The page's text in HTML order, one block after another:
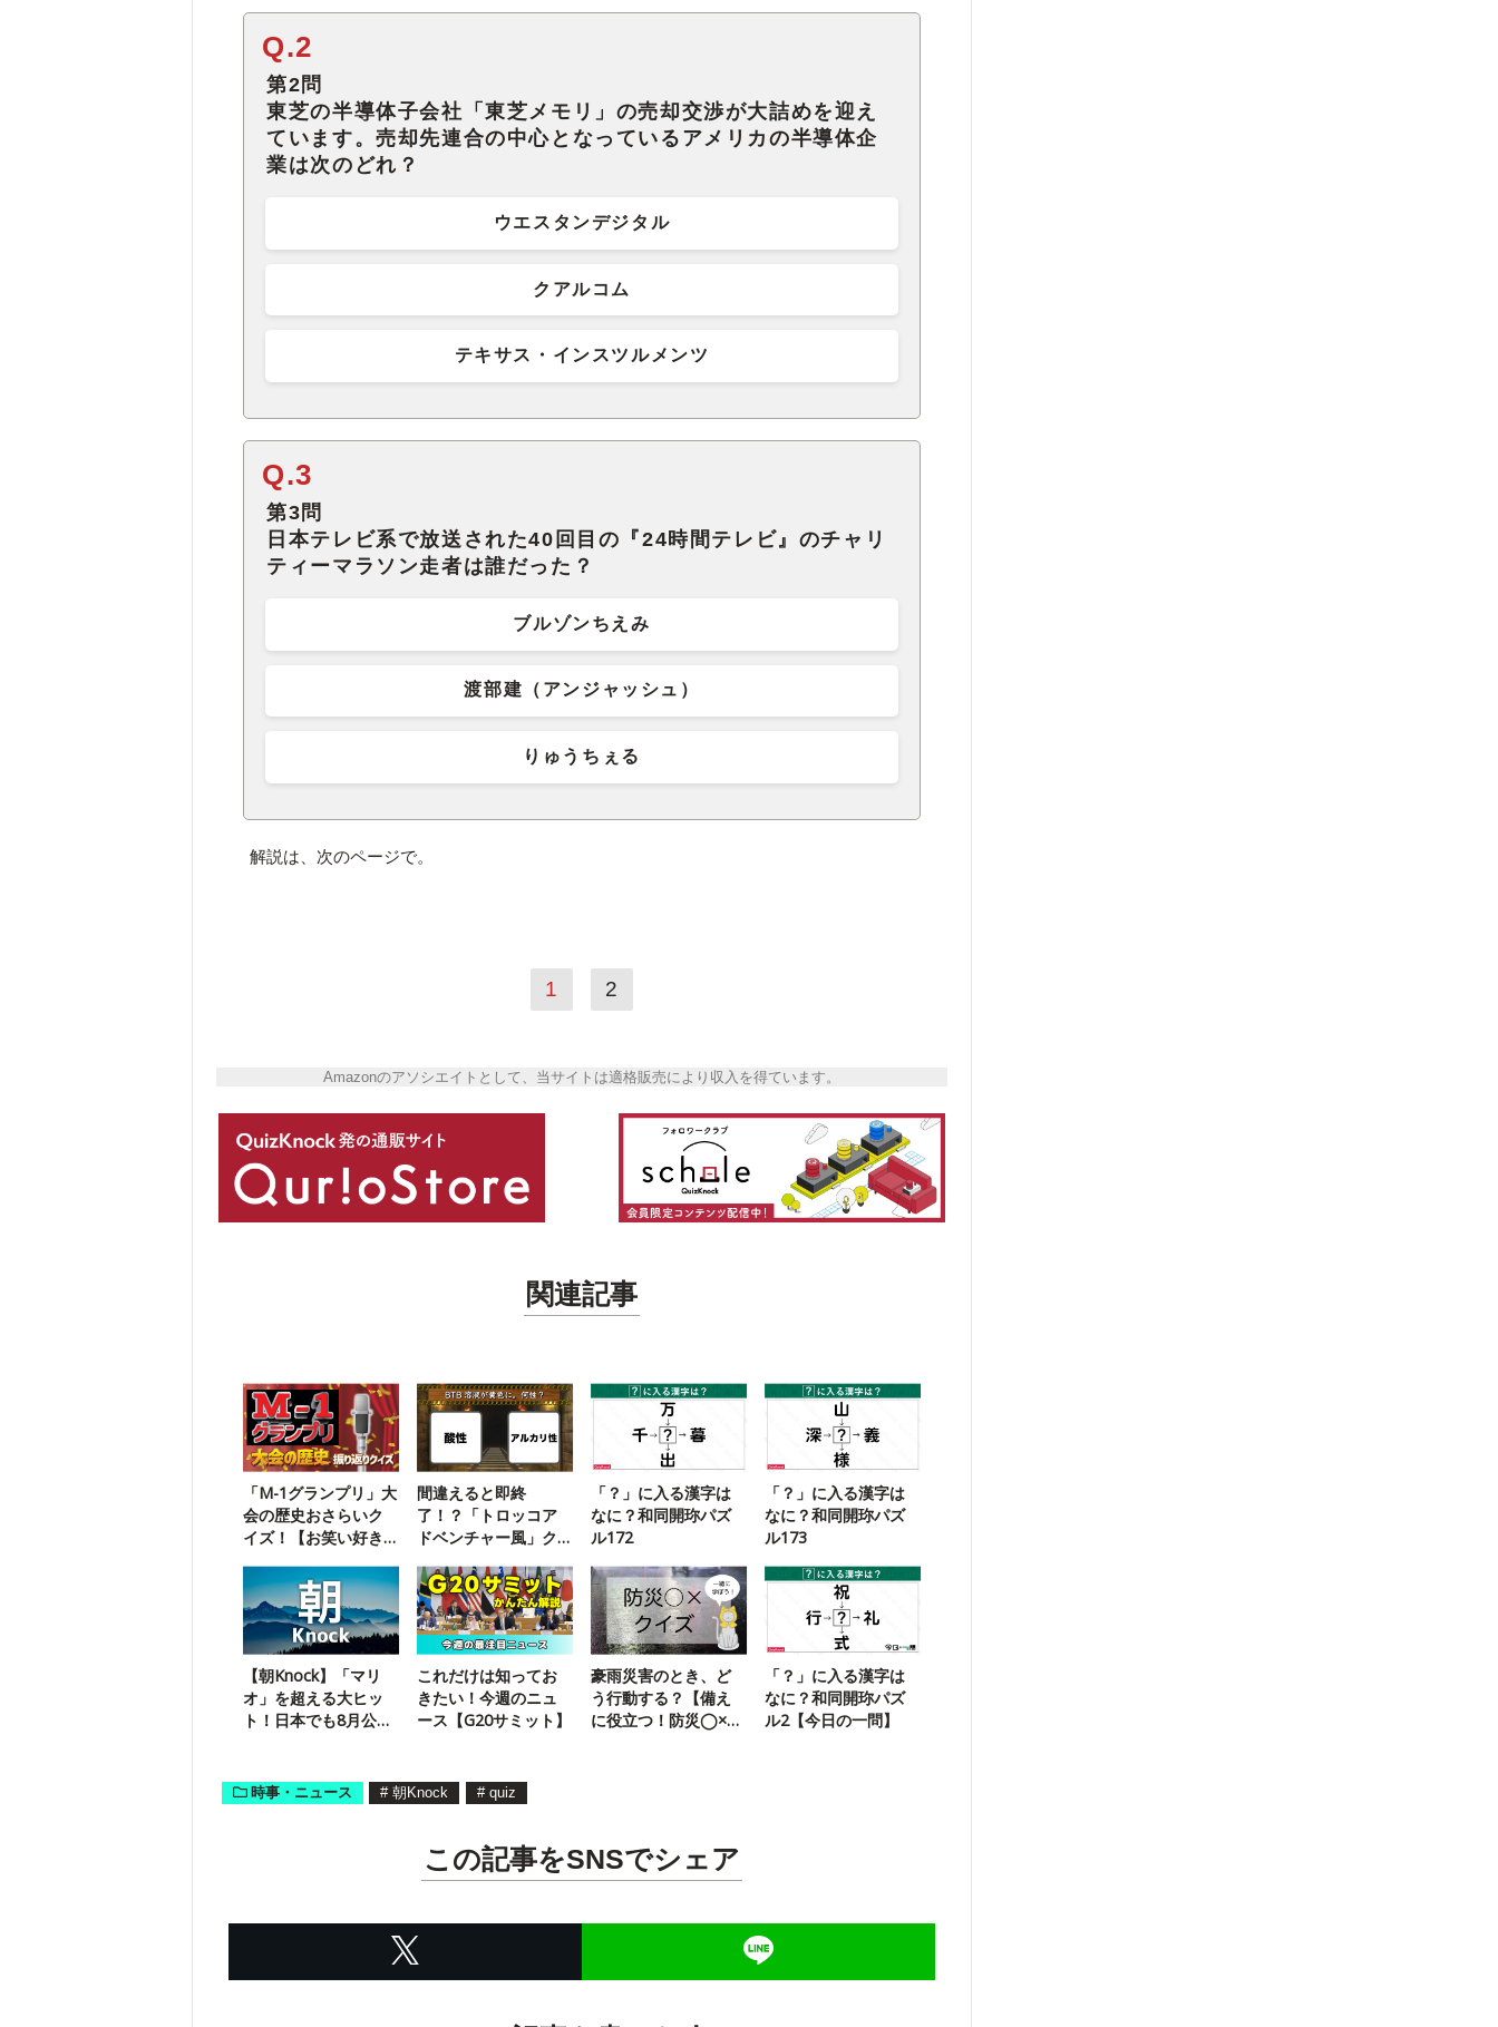
Q.2
第2問
東芝の半導体子会社「東芝メモリ」の売却交渉が大詰めを迎え
ています。売却先連合の中心となっているアメリカの半導体企
業は次のどれ？
ウエスタンデジタル
クアルコム
テキサス・インスツルメンツ
Q.3
第3問
日本テレビ系で放送された40回目の『24時間テレビ』のチャリ
ティーマラソン走者は誰だった？
ブルゾンちえみ
渡部建（アンジャッシュ）
りゅうちぇる
解説は、次のページで。
1 2
Amazonのアソシエイトとして、当サイトは適格販売により収入を得ています。
関連記事
「M-1グランプリ」大
会の歴史おさらいク
イズ！【お笑い好き
間違えると即終
了！？「トロッコア
ドベンチャー風」ク
「？」に入る漢字は
なに？和同開珎パズ
ル172
「？」に入る漢字は
なに？和同開珎パズ
ル173
【朝Knock】「マリ
オ」を超える大ヒッ
ト！日本でも8月公開
これだけは知ってお
きたい！今週のニュ
ース【G20サミット】
豪雨災害のとき、ど
う行動する？【備え
に役立つ！防災◯×ク
「？」に入る漢字は
なに？和同開珎パズ
ル2【今日の一問】
時事・ニュース # 朝Knock # quiz
この記事をSNSでシェア